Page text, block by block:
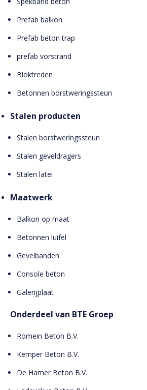
Prefab balkon
Prefab beton trap
prefab vorstrand
Bloktreden
Betonnen borstweringssteun
Stalen producten
Stalen borstweringssteun
Stalen geveldragers
Stalen latei
Maatwerk
Balkon op maat
Betonnen luifel
Gevelbanden
Console beton
Galerijplaat
Onderdeel van BTE Groep
Romein Beton B.V.
Kemper Beton B.V.
De Hamer Beton B.V.